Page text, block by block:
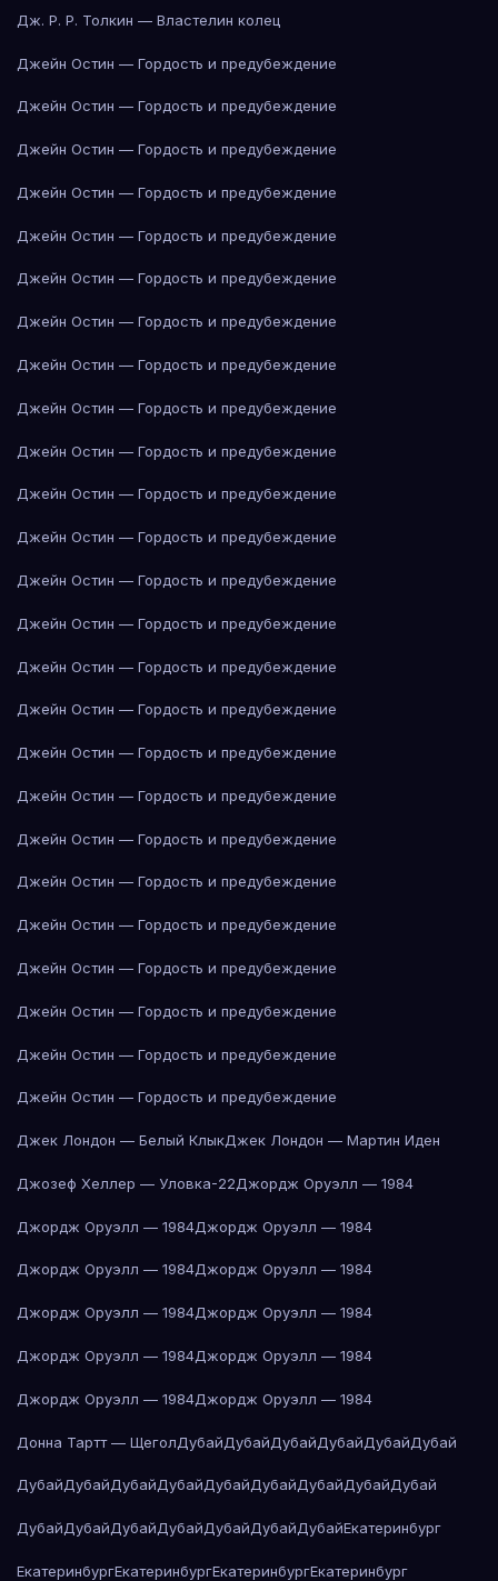
Дж. Р. Р. Толкин — Властелин колец
Джейн Остин — Гордость и предубеждение
Джейн Остин — Гордость и предубеждение
Джейн Остин — Гордость и предубеждение
Джейн Остин — Гордость и предубеждение
Джейн Остин — Гордость и предубеждение
Джейн Остин — Гордость и предубеждение
Джейн Остин — Гордость и предубеждение
Джейн Остин — Гордость и предубеждение
Джейн Остин — Гордость и предубеждение
Джейн Остин — Гордость и предубеждение
Джейн Остин — Гордость и предубеждение
Джейн Остин — Гордость и предубеждение
Джейн Остин — Гордость и предубеждение
Джейн Остин — Гордость и предубеждение
Джейн Остин — Гордость и предубеждение
Джейн Остин — Гордость и предубеждение
Джейн Остин — Гордость и предубеждение
Джейн Остин — Гордость и предубеждение
Джейн Остин — Гордость и предубеждение
Джейн Остин — Гордость и предубеждение
Джейн Остин — Гордость и предубеждение
Джейн Остин — Гордость и предубеждение
Джейн Остин — Гордость и предубеждение
Джейн Остин — Гордость и предубеждение
Джейн Остин — Гордость и предубеждение
Джек Лондон — Белый КлыкДжек Лондон — Мартин Иден
Джозеф Хеллер — Уловка-22Джордж Оруэлл — 1984
Джордж Оруэлл — 1984Джордж Оруэлл — 1984
Джордж Оруэлл — 1984Джордж Оруэлл — 1984
Джордж Оруэлл — 1984Джордж Оруэлл — 1984
Джордж Оруэлл — 1984Джордж Оруэлл — 1984
Джордж Оруэлл — 1984Джордж Оруэлл — 1984
Донна Тартт — ЩеголДубайДубайДубайДубайДубайДубай
ДубайДубайДубайДубайДубайДубайДубайДубайДубай
ДубайДубайДубайДубайДубайДубайДубайЕкатеринбург
ЕкатеринбургЕкатеринбургЕкатеринбургЕкатеринбург